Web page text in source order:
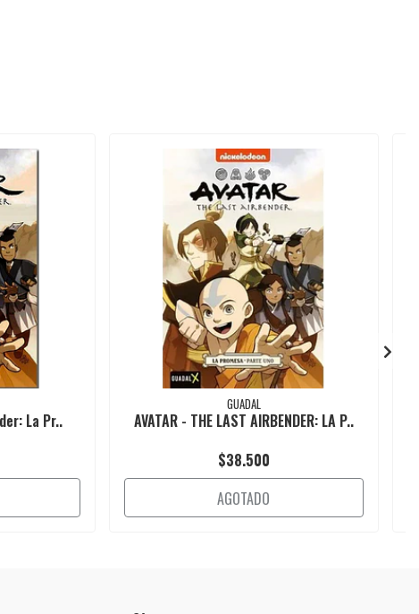
La Pr..
GUADAL
AVATAR - THE LAST AIRBENDER: LA P..
$38.500
AGOTADO